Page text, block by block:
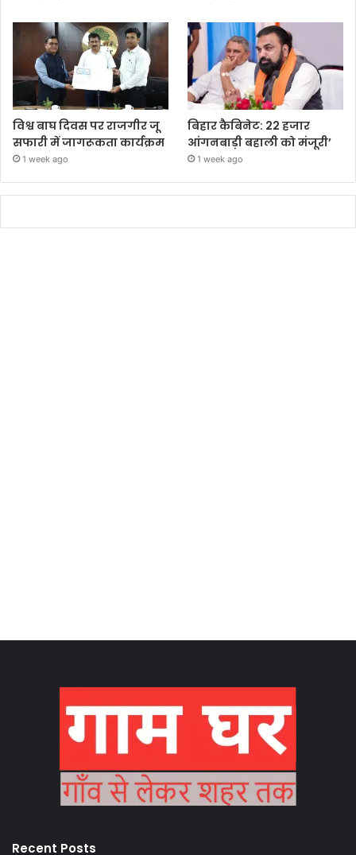
विश्व बाघ दिवस पर राजगीर जू
सफारी में जागरूकता कार्यक्रम
1 week ago
बिहार कैबिनेट: 22 हजार
आंगनबाड़ी बहाली को मंजूरी’
1 week ago
Recent Posts